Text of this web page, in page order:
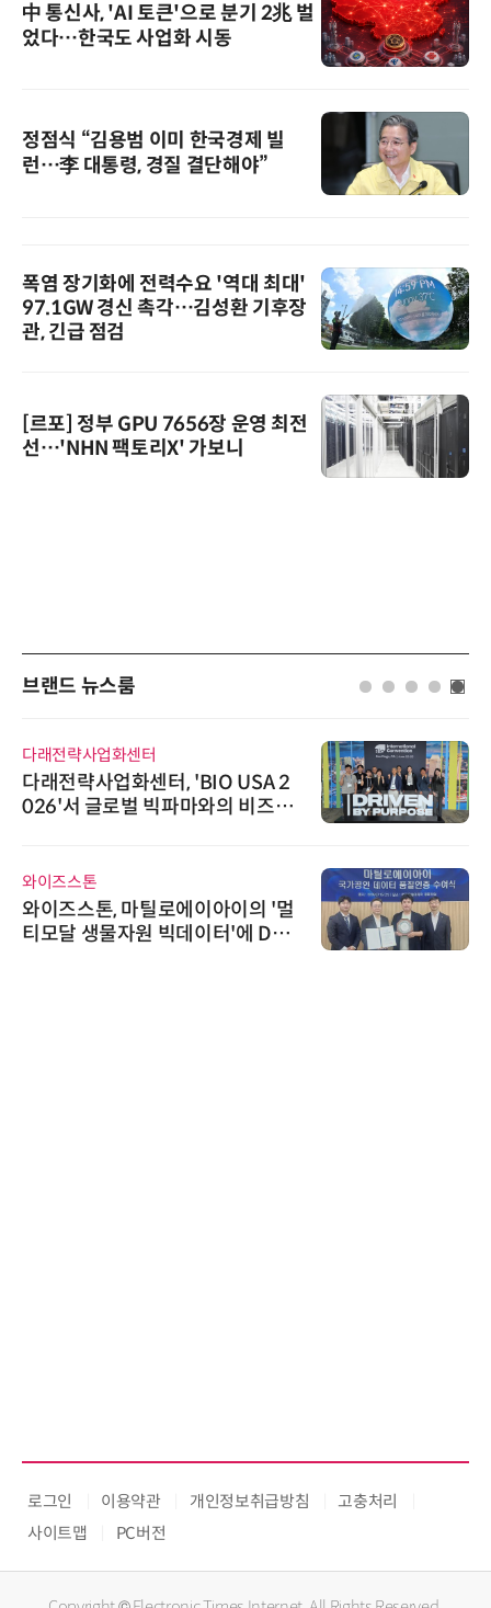
中 통신사, 'AI 토큰'으로 분기 2兆 벌
었다…한국도 사업화 시동
정점식 “김용범 이미 한국경제 빌
런…李 대통령, 경질 결단해야”
폭염 장기화에 전력수요 '역대 최대'
97.1GW 경신 촉각…김성환 기후장
관, 긴급 점검
[르포] 정부 GPU 7656장 운영 최전
선…'NHN 팩토리X' 가보니
브랜드 뉴스룸
다래전략사업화센터
다래전략사업화센터, 'BIO USA 2
026'서 글로벌 빅파마와의 비즈니
와이즈스톤
와이즈스톤, 마틸로에이아이의 '멀
티모달 생물자원 빅데이터'에 DQ
로그인 이용약관 개인정보취급방침
고충처리
사이트맵
PC버전